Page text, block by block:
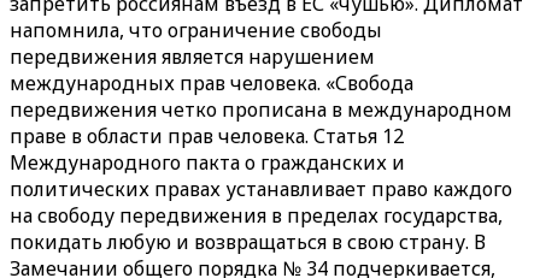
напомнила, что ограничение свободы
передвижения является нарушением
международных прав человека. «Свобода
передвижения четко прописана в международном
праве в области прав человека. Статья 12
Международного пакта о гражданских и
политических правах устанавливает право каждого
на свободу передвижения в пределах государства,
покидать любую и возвращаться в свою страну. В
Замечании общего порядка № 34 подчеркивается,